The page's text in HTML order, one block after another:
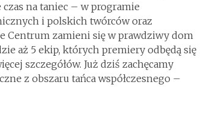
na taniec – w programie
i polskich twórców oraz
Centrum zamieni się w prawdziwy dom
aż 5 ekip, których premiery odbędą się
szczegółów. Już dziś zachęcamy
z obszaru tańca współczesnego –